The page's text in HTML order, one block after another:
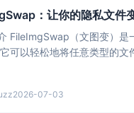
：让你的隐私文件
FileImgSwap（文图变）
2026-07-03